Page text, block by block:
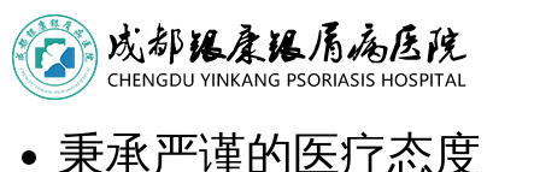
秉承严谨的医疗态度